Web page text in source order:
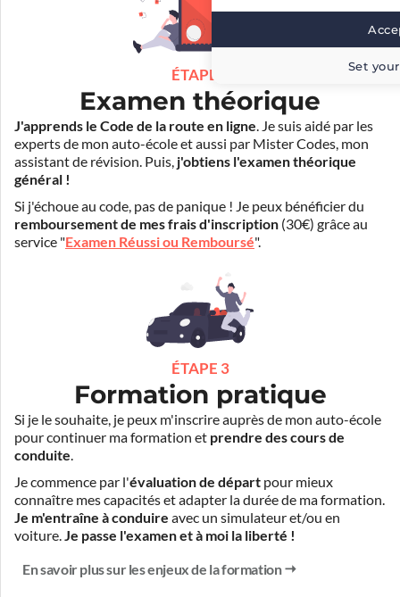
ÉTAPE 2
Examen théorique
J'apprends le Code de la route en ligne. Je suis aidé par les
experts de mon auto-école et aussi par Mister Codes, mon
assistant de révision. Puis, j'obtiens l'examen théorique
général !
Si j'échoue au code, pas de panique ! Je peux bénéficier du
remboursement de mes frais d'inscription (30€) grâce au
service "Examen Réussi ou Remboursé".
ÉTAPE 3
Formation pratique
Si je le souhaite, je peux m'inscrire auprès de mon auto-école
pour continuer ma formation et prendre des cours de
conduite.
Je commence par l'évaluation de départ pour mieux
connaître mes capacités et adapter la durée de ma formation.
Je m'entraîne à conduire avec un simulateur et/ou en
voiture.Je passe l'examen et à moi la liberté !
En savoir plus sur les enjeux de la formation
Set